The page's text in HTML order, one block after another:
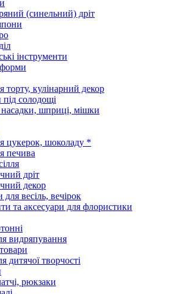
(синельний) дріт
інструменти
торту, кулінарний декор
під солодощі
насадки, шприці, мішки
цукерок, шоколаду *
печива
дріт
декор
для весіль, вечірок
та аксесуари для флористики
видряпування
дитячої творчості
рюкзаки